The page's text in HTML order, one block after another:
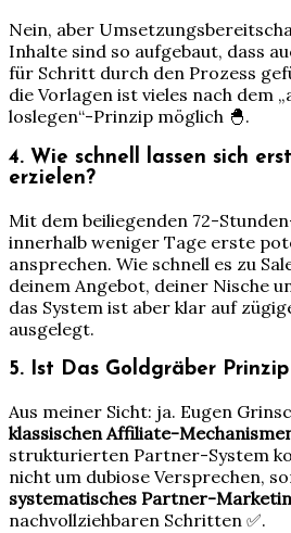
Nein, aber
Inhalte sind so aufgebaut, dass
für Schritt durch den Prozess
die Vorlagen ist vieles nach dem
loslegen“-Prinzip möglich 🐣.
4. Wie schnell lassen sich
erzielen?
Mit dem beiliegenden 72-
innerhalb weniger Tage erste
ansprechen. Wie schnell es zu
deinem Angebot, deiner Nische
das System ist aber klar auf
ausgelegt.
5. Ist Das Goldgräber Prinzip
Aus meiner Sicht: ja. Eugen
klassischen Affiliate-
strukturierten Partner-System
nicht um dubiose Versprechen,
systematisches Partner-
nachvollziehbaren Schritten ✅.